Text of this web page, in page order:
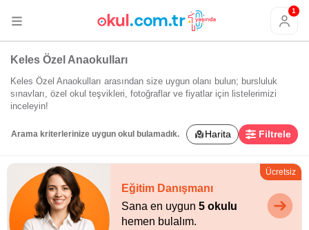
1
Keles Özel Anaokulları
Keles Özel Anaokulları arasından size uygun olanı bulun; bursluluk
sınavları, özel okul teşvikleri, fotoğraflar ve fiyatlar için listelerimizi
inceleyin!
Arama kriterlerinize uygun okul bulamadık. Harita Filtrele
Ücretsiz
Eğitim Danışmanı
Sana en uygun5 okulu
hemen bulalım.